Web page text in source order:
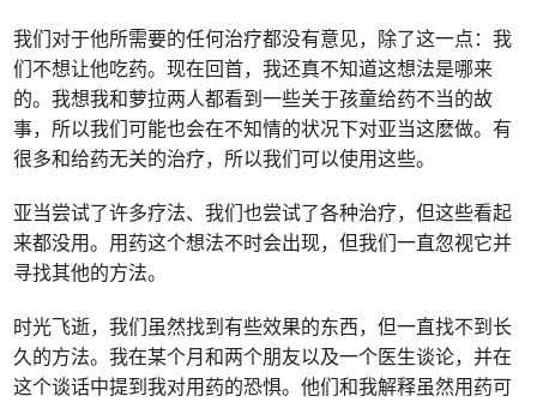
我们对于他所需要的任何治疗都没有意见，除了这一点：我
们不想让他吃药。现在回首，我还真不知道这想法是哪来
的。我想我和萝拉两人都看到一些关于孩童给药不当的故
事，所以我们可能也会在不知情的状况下对亚当这麽做。有
很多和给药无关的治疗，所以我们可以使用这些。
亚当尝试了许多疗法、我们也尝试了各种治疗，但这些看起
来都没用。用药这个想法不时会出现，但我们一直忽视它并
寻找其他的方法。
时光飞逝，我们虽然找到有些效果的东西，但一直找不到长
久的方法。我在某个月和两个朋友以及一个医生谈论，并在
这个谈话中提到我对用药的恐惧。他们和我解释虽然用药可